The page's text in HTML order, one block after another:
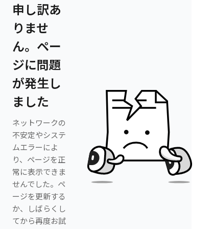
申し訳あ
りませ
ん。ペー
ジに問題
が発生し
ました
ネットワークの
不安定やシステ
ムエラーによ
り、ページを正
常に表示できま
せんでした。ペ
ージを更新する
か、しばらくし
てから再度お試